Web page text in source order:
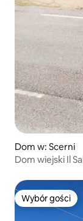
Dom w: Scerni
Dom wiejski Il
Wybór gości
Wybór gości